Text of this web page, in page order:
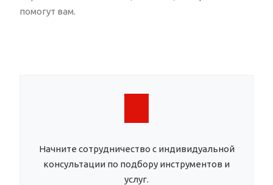
помогут вам.
Начните сотрудничество с индивидуальной
консультации по подбору инструментов и
услуг.